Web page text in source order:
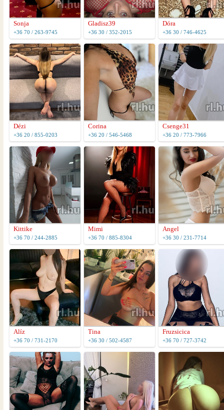
Sonja
+36 70 / 263-9745
Gladisz39
+36 30 / 352-2015
Dóra
+36 30 / 746-4625
Dézi
+36 20 / 855-0203
Corina
+36 20 / 546-5468
Csenge31
+36 20 / 773-7966
Kittike
+36 70 / 244-2885
Mimi
+36 70 / 885-8304
Angel
+36 30 / 231-7714
Alíz
+36 70 / 731-2170
Tina
+36 30 / 502-4587
Fruzsicica
+36 70 / 727-3742